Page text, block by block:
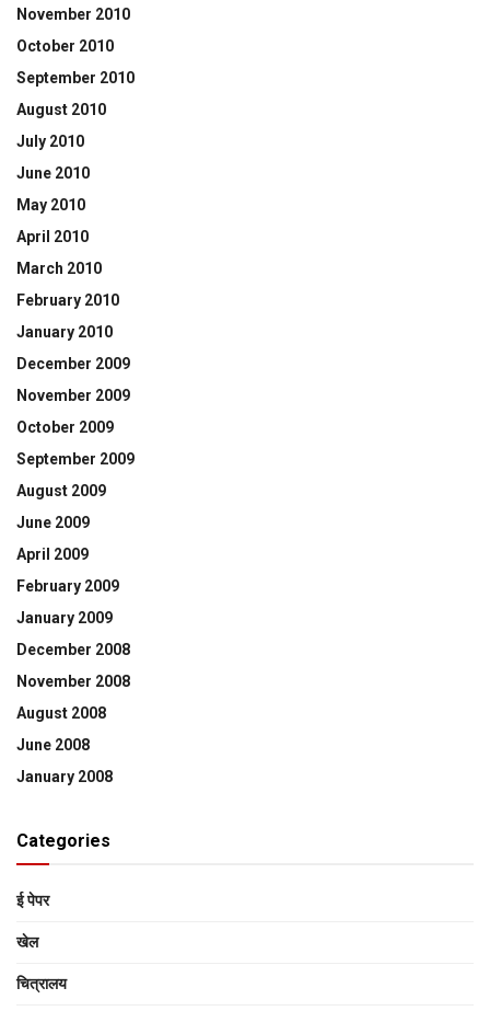
November 2010
October 2010
September 2010
August 2010
July 2010
June 2010
May 2010
April 2010
March 2010
February 2010
January 2010
December 2009
November 2009
October 2009
September 2009
August 2009
June 2009
April 2009
February 2009
January 2009
December 2008
November 2008
August 2008
June 2008
January 2008
Categories
ई पेपर
खेल
चित्रालय